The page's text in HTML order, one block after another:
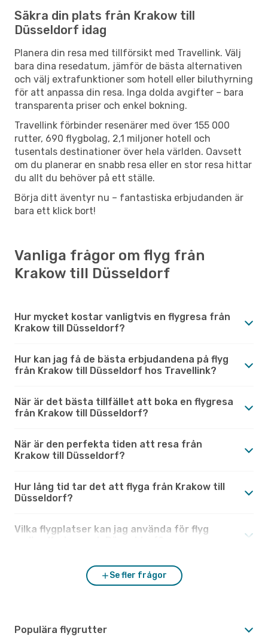
Säkra din plats från Krakow till
Düsseldorf idag
Planera din resa med tillförsikt med Travellink. Välj
bara dina resedatum, jämför de bästa alternativen
och välj extrafunktioner som hotell eller biluthyrning
för att anpassa din resa. Inga dolda avgifter – bara
transparenta priser och enkel bokning.
Travellink förbinder resenärer med över 155 000
rutter, 690 flygbolag, 2,1 miljoner hotell och
tusentals destinationer över hela världen. Oavsett
om du planerar en snabb resa eller en stor resa hittar
du allt du behöver på ett ställe.
Börja ditt äventyr nu – fantastiska erbjudanden är
bara ett klick bort!
Vanliga frågor om flyg från
Krakow till Düsseldorf
Hur mycket kostar vanligtvis en flygresa från
Krakow till Düsseldorf?
Hur kan jag få de bästa erbjudandena på flyg
från Krakow till Düsseldorf hos Travellink?
När är det bästa tillfället att boka en flygresa
från Krakow till Düsseldorf?
När är den perfekta tiden att resa från
Krakow till Düsseldorf?
Hur lång tid tar det att flyga från Krakow till
Düsseldorf?
Vilka flygplatser kan jag använda för flyg
Se fler frågor
Populära flygrutter